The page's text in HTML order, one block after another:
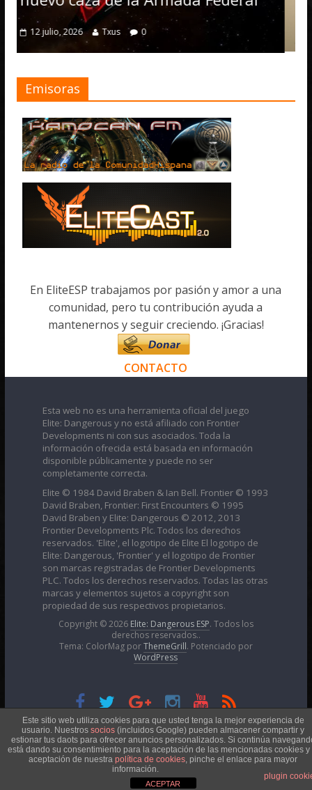
4 julio, 2026 Txus
Emisoras
En EliteESP trabajamos por pasión y amor a una
comunidad, pero tu contribución ayuda a
mantenernos y seguir creciendo. ¡Gracias!
CONTACTO
Esta web no es una herramienta oficial del juego
Elite: Dangerous y no está afiliado con Frontier
Developments ni con sus asociados. Toda la
información ofrecida está basada en información
disponible públicamente y puede no ser
completamente correcta.
Elite © 1984 David Braben & Ian Bell. Frontier © 1993
David Braben, Frontier: First Encounters © 1995
David Braben y Elite: Dangerous © 2012, 2013
Frontier Developments Plc. Todos los derechos
reservados. 'Elite', el logotipo de Elite El logotipo de
Elite: Dangerous, 'Frontier' y el logotipo de Frontier
son marcas registradas de Frontier Developments
PLC. Todos los derechos reservados. Todas las otras
marcas y elementos sujetos a copyright son
propiedad de sus respectivos propietarios.
Copyright © 2026 Elite: Dangerous ESP . Todos los
derechos reservados..
Tema: ColorMag porThemeGrill . Potenciado por
WordPress
Esta obra está bajo unaLicencia Creative Commons
Atribución-NoComercial 4.0 Internacional
Este sitio web utiliza cookies para que usted tenga la mejor experiencia de
usuario. Nuestros socios (incluidos Google) pueden almacener compartir y
estionar tus daots para ofrecer anuncios personalizados. Si continúa
está dando su consentimiento para la aceptación de las mencionadas cookies y
aceptación de nuestra política de cookies, pinche el enlace para mayor
información.
plugin
ACEPTAR